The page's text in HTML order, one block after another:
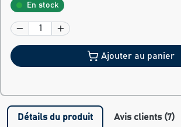
En stock
Ajouter au panier
Détails du produit Avis clients (7)